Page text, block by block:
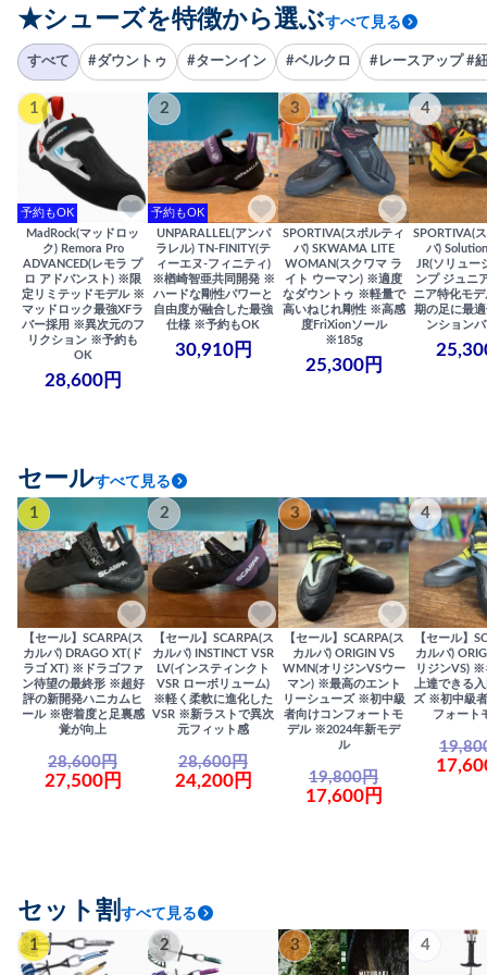
★シューズを特徴から選ぶすべて見る
すべて #ダウントゥ #ターンイン #ベルクロ #レースアップ #
1
予約もOK
MadRock(マッドロッ
ク) Remora Pro
ADVANCED(レモラ プ
ロ アドバンスト) ※限
定リミテッドモデル ※
マッドロック最強XFラ
バー採用 ※異次元のフ
リクション ※予約も
OK
28,600円
2
予約もOK
UNPARALLEL(アンパ
ラレル) TN-FINITY(テ
ィーエヌ-フィニティ)
※楢崎智亜共同開発 ※
ハードな剛性パワーと
自由度が融合した最強
仕様 ※予約もOK
30,910円
3
SPORTIVA(スポルティ
バ) SKWAMA LITE
WOMAN(スクワマ ラ
イト ウーマン) ※適度
なダウントゥ ※軽量で
高いねじれ剛性 ※高感
度FriXionソール
※185g
25,300円
4
SPORTIVA(
バ)
JR(ソリュー
ンプ ジュニ
ニア特化モ
期の足に最
ンション
セールすべて見る
1
【セール】SCARPA(ス
カルパ) DRAGO XT(ド
ラゴ XT) ※ドラゴファ
ン待望の最終形 ※超好
評の新開発ハニカムヒ
ール ※密着度と足裏感
覚が向上
28,600円
27,500円
2
【セール】SCARPA(ス
カルパ) INSTINCT VSR
LV(インスティンクト
VSR ローボリューム)
※軽く柔軟に進化した
VSR ※新ラストで異次
元フィット感
28,600円
24,200円
3
【セール】SCARPA(ス
カルパ) ORIGIN VS
WMN(オリジンVSウー
マン) ※最高のエント
リーシューズ ※初中級
者向けコンフォートモ
デル ※2024年新モデ
ル
19,800円
17,600円
4
【セール】
カルパ)
リジンVS) ※
上達できる
ズ ※初中級
フォート
セット割 すべて見る
1 2 3 4